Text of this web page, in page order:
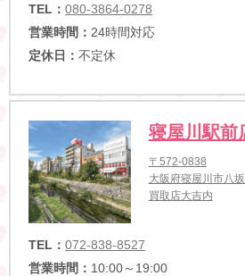
TEL： 080-3864-0278
営業時間： 24時間対応
定休日： 不定休
寝屋川駅前
〒572-0838
大阪府寝屋川市八
買取店大吉内
TEL： 072-838-8527
営業時間： 10:00～19:00